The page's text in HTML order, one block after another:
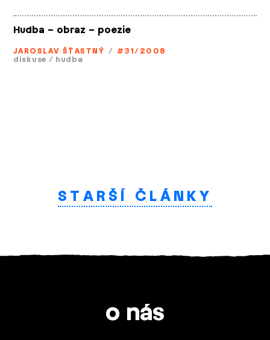
Hudba – obraz – poezie
JAROSLAV ŠŤASTNÝ / #31/2008
diskuse / hudba
STARŠÍ ČLÁNKY
o nás